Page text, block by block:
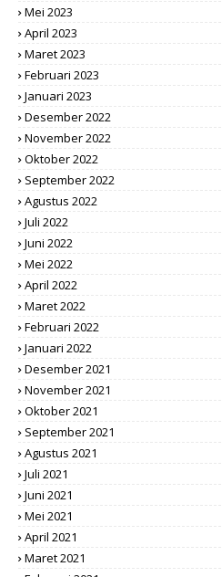
Mei 2023
April 2023
Maret 2023
Februari 2023
Januari 2023
Desember 2022
November 2022
Oktober 2022
September 2022
Agustus 2022
Juli 2022
Juni 2022
Mei 2022
April 2022
Maret 2022
Februari 2022
Januari 2022
Desember 2021
November 2021
Oktober 2021
September 2021
Agustus 2021
Juli 2021
Juni 2021
Mei 2021
April 2021
Maret 2021